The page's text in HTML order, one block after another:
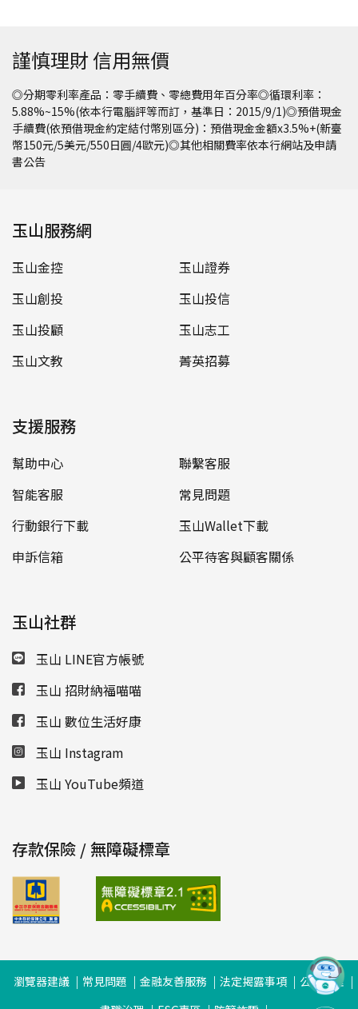
謹慎理財 信用無價
◎分期零利率產品：零手續費、零總費用年百分率◎循環利率：
5.88%~15%(依本行電腦評等而訂，基準日：2015/9/1)◎預借現金
手續費(依預借現金約定結付幣別區分)：預借現金金額x3.5%+(新臺
幣150元/5美元/550日圓/4歐元)◎其他相關費率依本行網站及申請
書公告
玉山服務網
玉山金控
玉山證券
玉山創投
玉山投信
玉山投顧
玉山志工
玉山文教
菁英招募
支援服務
幫助中心
聯繫客服
智能客服
常見問題
行動銀行下載
玉山Wallet下載
申訴信箱
公平待客與顧客關係
玉山社群
玉山 LINE官方帳號
玉山 招財納福喵喵
玉山 數位生活好康
玉山 Instagram
玉山 YouTube頻道
存款保險 / 無障礙標章
瀏覽器建議 常見問題 金融友善服務 法定揭露事項
公司治理